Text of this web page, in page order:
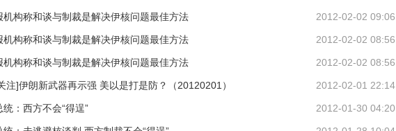
2012-02-02 09:06
机构称和谈与制裁是解决伊核问题最佳方法
2012-02-02 08:56
机构称和谈与制裁是解决伊核问题最佳方法
2012-02-02 08:56
机构称和谈与制裁是解决伊核问题最佳方法
2012-02-01 22:14
注]伊朗新武器再示强 美以是打是防？（20120201）
2012-01-30 04:20
统：西方不会“得逞”